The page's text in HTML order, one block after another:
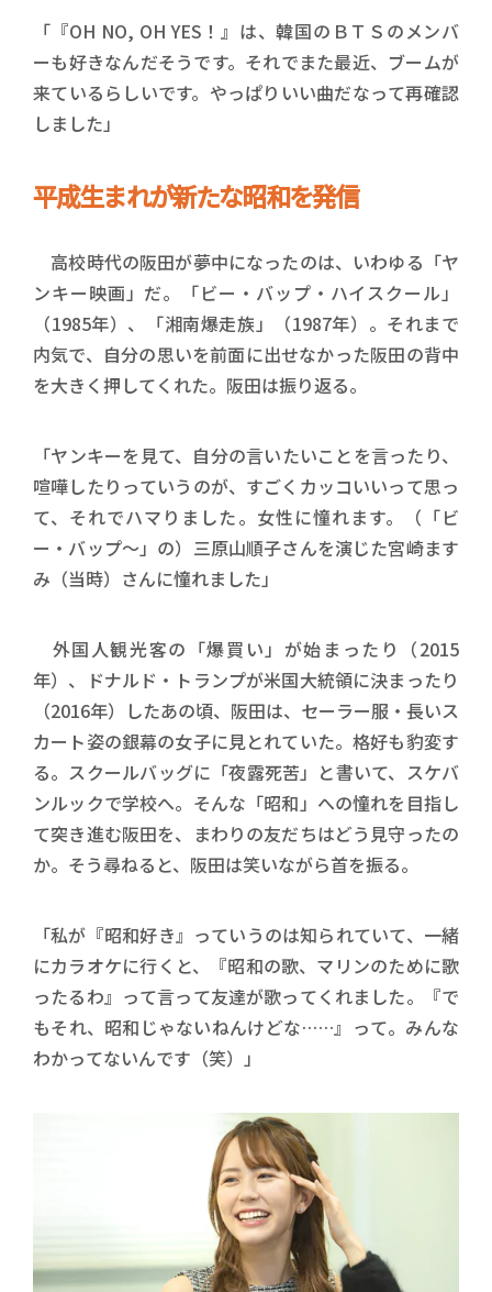
「『OH NO, OH YES！』は、韓国のＢＴＳのメンバ
ーも好きなんだそうです。それでまた最近、ブームが
来ているらしいです。やっぱりいい曲だなって再確認
しました」
平成生まれが新たな昭和を発信
高校時代の阪田が夢中になったのは、いわゆる「ヤ
ンキー映画」だ。「ビー・バップ・ハイスクール」
（1985年）、「湘南爆走族」（1987年）。それまで
内気で、自分の思いを前面に出せなかった阪田の背中
を大きく押してくれた。阪田は振り返る。
「ヤンキーを見て、自分の言いたいことを言ったり、
喧嘩したりっていうのが、すごくカッコいいって思っ
て、それでハマりました。女性に憧れます。（「ビ
ー・バップ～」の）三原山順子さんを演じた宮崎ます
み（当時）さんに憧れました」
外国人観光客の「爆買い」が始まったり（2015
年）、ドナルド・トランプが米国大統領に決まったり
（2016年）したあの頃、阪田は、セーラー服・長いス
カート姿の銀幕の女子に見とれていた。格好も豹変す
る。スクールバッグに「夜露死苦」と書いて、スケバ
ンルックで学校へ。そんな「昭和」への憧れを目指し
て突き進む阪田を、まわりの友だちはどう見守ったの
か。そう尋ねると、阪田は笑いながら首を振る。
「私が『昭和好き』っていうのは知られていて、一緒
にカラオケに行くと、『昭和の歌、マリンのために歌
ったるわ』って言って友達が歌ってくれました。『で
もそれ、昭和じゃないねんけどな……』って。みんな
わかってないんです（笑）」